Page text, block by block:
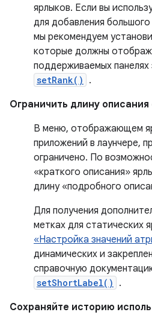
ярлыков. Если вы
для добавления
мы рекомендуем
которые должны
поддерживаемых панелях
setRank()
.
Ограничить длину
В меню, отображающем
приложений в лаунчере,
ограничено. По
«краткого описания»
длину «подробного
Для получения
метках для статических
«Настройка значений
динамических и
справочную
setShortLabel()
.
Сохраняйте историю